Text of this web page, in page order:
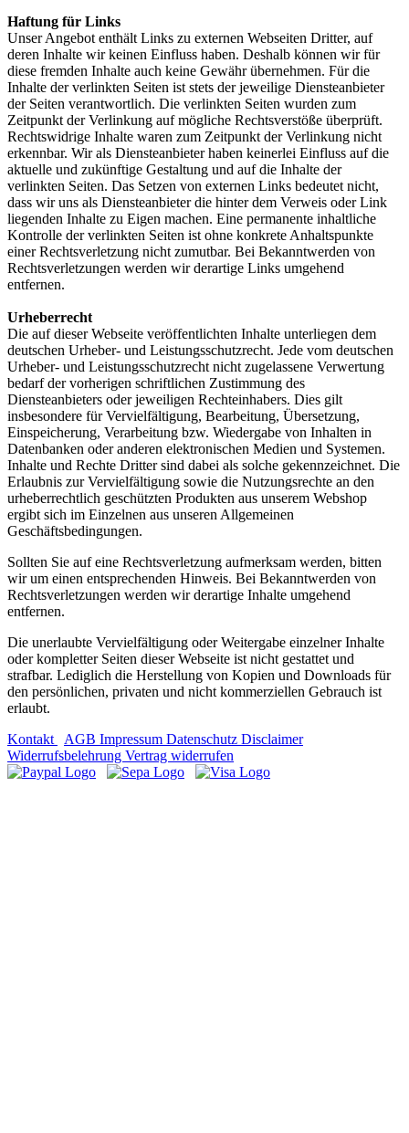
Haftung für Links
Unser Angebot enthält Links zu externen Webseiten Dritter, auf
deren Inhalte wir keinen Einfluss haben. Deshalb können wir für
diese fremden Inhalte auch keine Gewähr übernehmen. Für die
Inhalte der verlinkten Seiten ist stets der jeweilige Diensteanbieter
der Seiten verantwortlich. Die verlinkten Seiten wurden zum
Zeitpunkt der Verlinkung auf mögliche Rechtsverstöße überprüft.
Rechtswidrige Inhalte waren zum Zeitpunkt der Verlinkung nicht
erkennbar. Wir als Diensteanbieter haben keinerlei Einfluss auf die
aktuelle und zukünftige Gestaltung und auf die Inhalte der
verlinkten Seiten. Das Setzen von externen Links bedeutet nicht,
dass wir uns als Diensteanbieter die hinter dem Verweis oder Link
liegenden Inhalte zu Eigen machen. Eine permanente inhaltliche
Kontrolle der verlinkten Seiten ist ohne konkrete Anhaltspunkte
einer Rechtsverletzung nicht zumutbar. Bei Bekanntwerden von
Rechtsverletzungen werden wir derartige Links umgehend
entfernen.
Urheberrecht
Die auf dieser Webseite veröffentlichten Inhalte unterliegen dem
deutschen Urheber- und Leistungsschutzrecht. Jede vom deutschen
Urheber- und Leistungsschutzrecht nicht zugelassene Verwertung
bedarf der vorherigen schriftlichen Zustimmung des
Diensteanbieters oder jeweiligen Rechteinhabers. Dies gilt
insbesondere für Vervielfältigung, Bearbeitung, Übersetzung,
Einspeicherung, Verarbeitung bzw. Wiedergabe von Inhalten in
Datenbanken oder anderen elektronischen Medien und Systemen.
Inhalte und Rechte Dritter sind dabei als solche gekennzeichnet. Die
Erlaubnis zur Vervielfältigung sowie die Nutzungsrechte an den
urheberrechtlich geschützten Produkten aus unserem Webshop
ergibt sich im Einzelnen aus unseren Allgemeinen
Geschäftsbedingungen.
Sollten Sie auf eine Rechtsverletzung aufmerksam werden, bitten
wir um einen entsprechenden Hinweis. Bei Bekanntwerden von
Rechtsverletzungen werden wir derartige Inhalte umgehend
entfernen.
Die unerlaubte Vervielfältigung oder Weitergabe einzelner Inhalte
oder kompletter Seiten dieser Webseite ist nicht gestattet und
strafbar. Lediglich die Herstellung von Kopien und Downloads für
den persönlichen, privaten und nicht kommerziellen Gebrauch ist
erlaubt.
Kontakt
AGB Impressum Datenschutz Disclaimer
Widerrufsbelehrung Vertrag widerrufen